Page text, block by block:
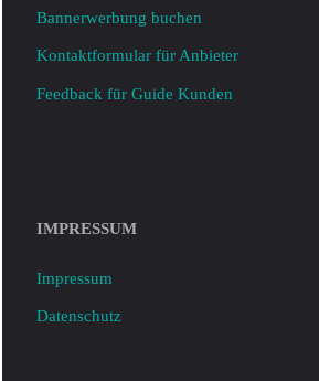
Bannerwerbung buchen
Kontaktformular für Anbieter
Feedback für Guide Kunden
IMPRESSUM
Impressum
Datenschutz